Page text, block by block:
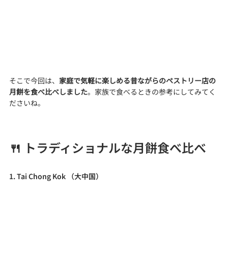
そこで今回は、 家庭で気軽に楽しめる昔ながらのペストリー店の
月餅を食べ比べしました。家族で食べるときの参考にしてみてく
ださいね。
🍴 トラディショナルな月餅食べ比べ
1. Tai Chong Kok （大中国）